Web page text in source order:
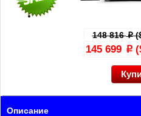
148 816p
145 699 p
Описание